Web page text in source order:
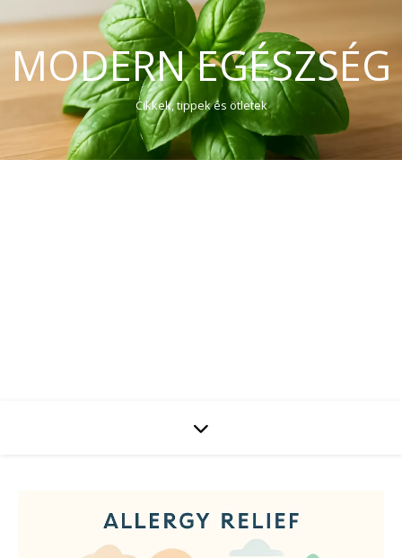
MODERN EGÉSZSÉG
Cikkek, tippek és ötletek